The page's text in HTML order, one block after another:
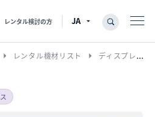
レンタル検討の方
arrow_right レンタル機材リスト arrow_right ディスプレイ